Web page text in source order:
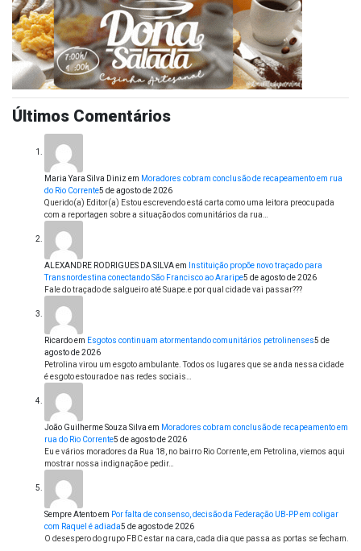
Últimos Comentários
Maria Yara Silva Diniz em Moradores cobram conclusão de recapeamento em rua
do Rio Corrente5 de agosto de 2026
Querido(a) Editor(a) Estou escrevendo está carta como uma leitora preocupada
com a reportagen sobre a situação dos comunitários da rua…
ALEXANDRE RODRIGUES DA SILVAem
Instituição propõe novo traçado para
Transnordestina conectando São Francisco ao Araripe5 de agosto de 2026
Fale do traçado de salgueiro até Suape.e por qual cidade vai passar???
Ricardoem Esgotos continuam atormentando comunitários petrolinenses5 de
agosto de 2026
Petrolina virou um esgoto ambulante. Todos os lugares que se anda nessa cidade
é esgoto estourado e nas redes sociais…
João Guilherme Souza Silva em Moradores cobram conclusão de recapeamento em
rua do Rio Corrente5 de agosto de 2026
Eu e vários moradores da Rua 18, no bairro Rio Corrente, em Petrolina, viemos aqui
mostrar nossa indignação e pedir…
Sempre Atentoem Por falta de consenso, decisão da Federação UB-PP em coligar
com Raquel é adiada5 de agosto de 2026
O desespero do grupo FBC estar na cara, cada dia que passa as portas se fecham.